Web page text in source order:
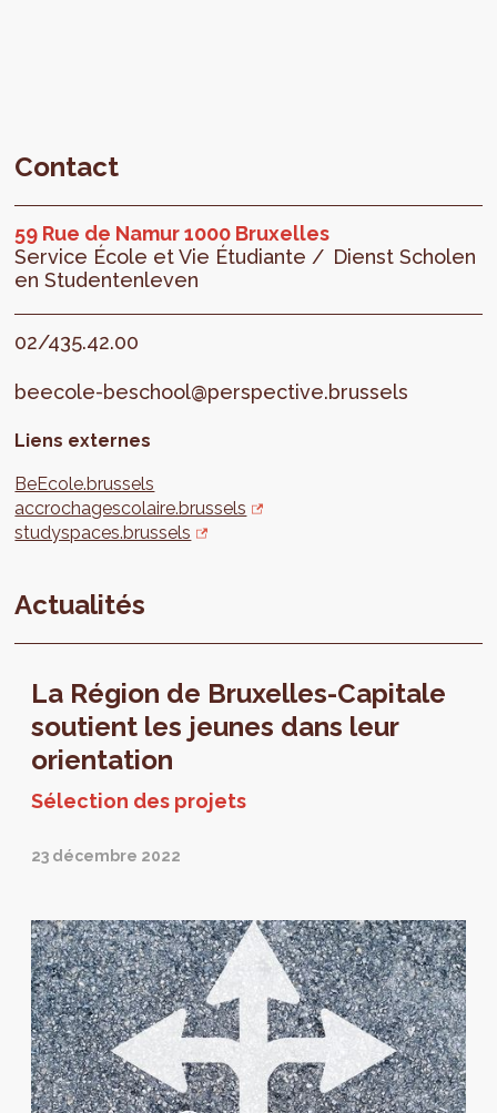
Contact
59 Rue de Namur 1000 Bruxelles
Service École et Vie Étudiante / Dienst Scholen
en Studentenleven
02/435.42.00
beecole-beschool@perspective.brussels
Liens externes
BeEcole.brussels
accrochagescolaire.brussels
studyspaces.brussels
Actualités
La Région de Bruxelles-Capitale
soutient les jeunes dans leur
orientation
Sélection des projets
23 décembre 2022